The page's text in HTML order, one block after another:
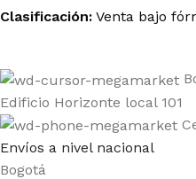
Clasificación: Venta bajo
Edificio Horizonte local 101
Envíos a nivel nacional
Bogotá